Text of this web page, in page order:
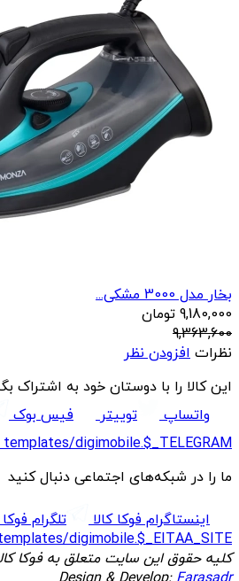
بخار مدل 3000 مشکی...
9,180,000 تومان
9,363,600
نظرات افزودن نظر
این کالا را با دوستان خود به اشتراک
واتساپ
توییتر
فیس بوک
templates/digimobile.$_TELEGRAM
ما را در شبکه‌های اجتماعی دنبال کنید
اینستاگرام فوکا کالا
تلگرام فوکا
digimobile.$_EITAA_SITE
کلیه حقوق این سایت متعلق به فوکا